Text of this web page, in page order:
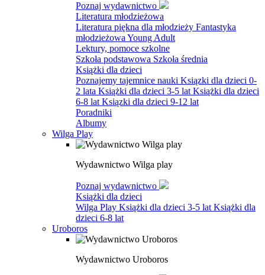
Poznaj wydawnictwo
Literatura młodzieżowa
Literatura piękna dla młodzieży Fantastyka
młodzieżowa Young Adult
Lektury, pomoce szkolne
Szkoła podstawowa Szkoła średnia
Książki dla dzieci
Poznajemy tajemnice nauki Ksiązki dla dzieci 0-
2 lata Książki dla dzieci 3-5 lat Książki dla dzieci
6-8 lat Ksiązki dla dzieci 9-12 lat
Poradniki
Albumy
Wilga Play
Wydawnictwo Wilga play
Poznaj wydawnictwo
Książki dla dzieci
Wilga Play Książki dla dzieci 3-5 lat Książki dla
dzieci 6-8 lat
Uroboros
Wydawnictwo Uroboros